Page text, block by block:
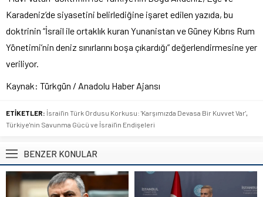
Karadeniz’de siyasetini belirlediğine işaret edilen yazıda, bu
doktrinin “İsrail ile ortaklık kuran Yunanistan ve Güney Kıbrıs Rum
Yönetimi’nin deniz sınırlarını boşa çıkardığı” değerlendirmesine yer
veriliyor.
Kaynak: Türkgün / Anadolu Haber Ajansı
ETİKETLER: İsrail'in Türk Ordusu Korkusu: 'Karşımızda Devasa Bir Kuvvet Var',
Türkiye'nin Savunma Gücü ve İsrail'in Endişeleri
BENZER KONULAR